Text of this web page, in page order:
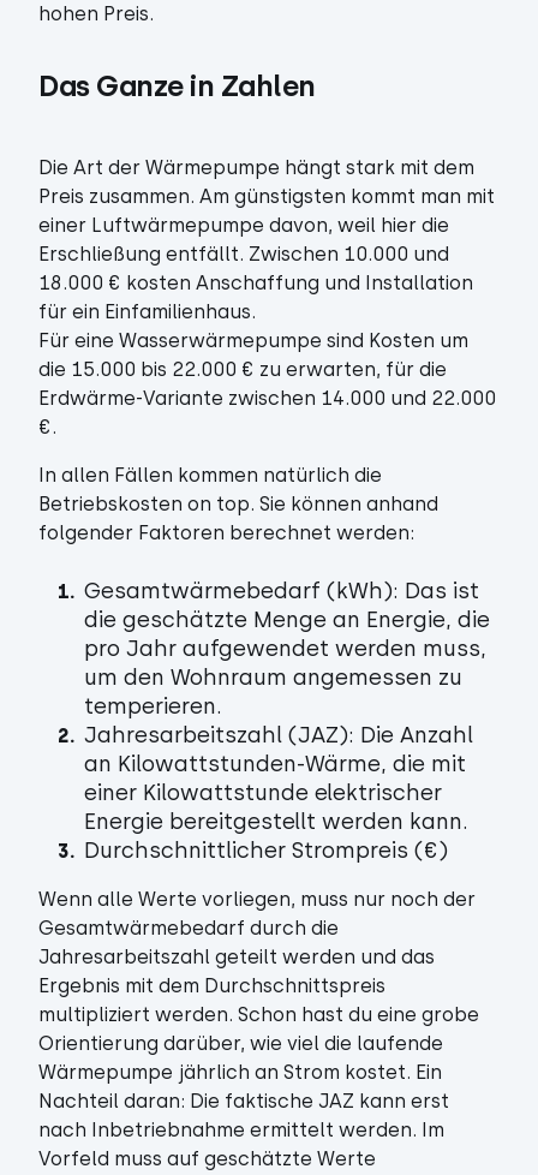
hohen Preis.
Das Ganze in Zahlen
Die Art der Wärmepumpe hängt stark mit dem
Preis zusammen. Am günstigsten kommt man mit
einer Luftwärmepumpe davon, weil hier die
Erschließung entfällt. Zwischen 10.000 und
18.000 € kosten Anschaffung und Installation
für ein Einfamilienhaus.
Für eine Wasserwärmepumpe sind Kosten um
die 15.000 bis 22.000 € zu erwarten, für die
Erdwärme-Variante zwischen 14.000 und 22.000
€.
In allen Fällen kommen natürlich die
Betriebskosten on top. Sie können anhand
folgender Faktoren berechnet werden:
Gesamtwärmebedarf (kWh): Das ist
die geschätzte Menge an Energie, die
pro Jahr aufgewendet werden muss,
um den Wohnraum angemessen zu
temperieren.
Jahresarbeitszahl (JAZ): Die Anzahl
an Kilowattstunden-Wärme, die mit
einer Kilowattstunde elektrischer
Energie bereitgestellt werden kann.
Durchschnittlicher Strompreis (€)
Wenn alle Werte vorliegen, muss nur noch der
Gesamtwärmebedarf durch die
Jahresarbeitszahl geteilt werden und das
Ergebnis mit dem Durchschnittspreis
multipliziert werden. Schon hast du eine grobe
Orientierung darüber, wie viel die laufende
Wärmepumpe jährlich an Strom kostet. Ein
Nachteil daran: Die faktische JAZ kann erst
nach Inbetriebnahme ermittelt werden. Im
Vorfeld muss auf geschätzte Werte